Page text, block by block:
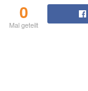
0
Mal geteilt